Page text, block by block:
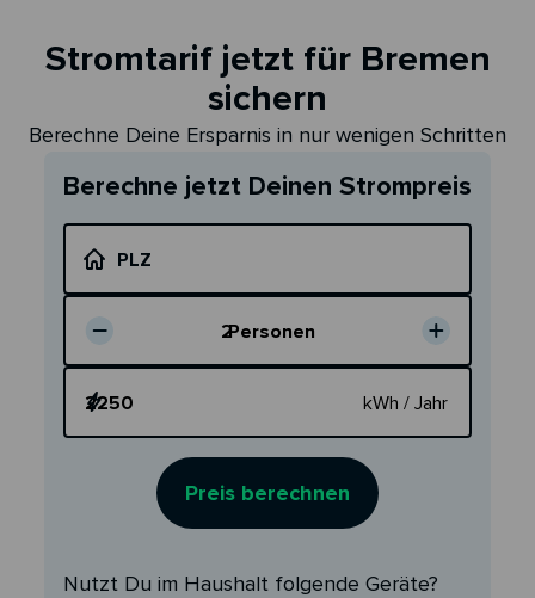
Stromtarif jetzt für Bremen
sichern
Berechne Deine Ersparnis in nur wenigen Schritten
Berechne jetzt Deinen Strompreis
PLZ
2Personen
kWh / Jahr
Nutzt Du im Haushalt folgende Geräte?
Preis berechnen